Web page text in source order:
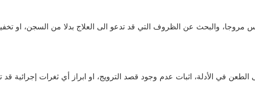
مروجا، والبحث عن الظروف التي قد تدعو الى العلاج بدلا من السجن، او
في الأدلة، اثبات عدم وجود قصد الترويج، او ابراز أي ثغرات إجرائية